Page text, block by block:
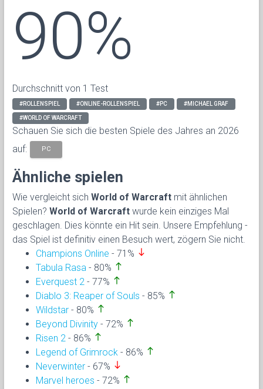
90%
Durchschnitt von 1 Test
#ROLLENSPIEL #ONLINE-ROLLENSPIEL #PC #MICHAEL GRAF
#WORLD OF WARCRAFT
Schauen Sie sich die besten Spiele des Jahres an 2026
auf:
PC
Ähnliche spielen
Wie vergleicht sich World of Warcraft mit ähnlichen
Spielen? World of Warcraft wurde kein einziges Mal
geschlagen. Dies könnte ein Hit sein. Unsere Empfehlung -
das Spiel ist definitiv einen Besuch wert, zögern Sie nicht.
Champions Online - 71% south
Tabula Rasa - 80% north
Everquest 2 - 77% north
Diablo 3: Reaper of Souls - 85% north
Wildstar - 80% north
Beyond Divinity - 72% north
Risen 2 - 86% north
Legend of Grimrock - 86% north
Neverwinter - 67% south
Marvel heroes - 72% north